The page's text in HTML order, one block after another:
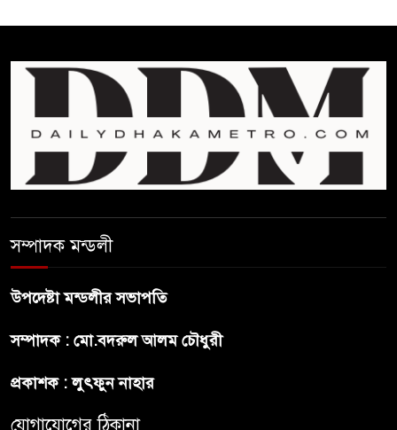
প্রথম শ্রেণি ছাড়া অন্য সব শ্রেণিতে
হবে ভর্তি পরীক্ষা: শিক্ষা মন্ত্রণালয়
জনগনের অধিকার আদায়ে এসেছিঃ
জামাতের আমির
বন্ধুত্ব : ব্রেট লি
সম্পাদক মন্ডলী
উপদেষ্টা মন্ডলীর সভাপতি
সম্পাদক : মো.বদরুল আলম চৌধুরী
প্রকাশক : লুৎফুন নাহার
যোগাযোগের ঠিকানা